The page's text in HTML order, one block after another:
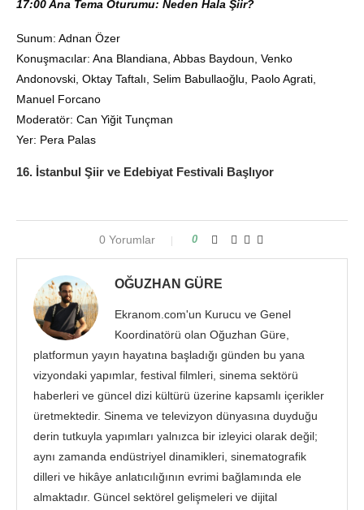
17:00 Ana Tema Oturumu: Neden Hala Şiir?
Sunum: Adnan Özer
Konuşmacılar: Ana Blandiana, Abbas Baydoun, Venko
Andonovski, Oktay Taftalı, Selim Babullaoğlu, Paolo Agrati,
Manuel Forcano
Moderatör: Can Yiğit Tunçman
Yer: Pera Palas
16. İstanbul Şiir ve Edebiyat Festivali Başlıyor
0 Yorumlar 0
OĞUZHAN GÜRE
Ekranom.com'un Kurucu ve Genel
Koordinatörü olan Oğuzhan Güre,
platformun yayın hayatına başladığı günden bu yana
vizyondaki yapımlar, festival filmleri, sinema sektörü
haberleri ve güncel dizi kültürü üzerine kapsamlı içerikler
üretmektedir. Sinema ve televizyon dünyasına duyduğu
derin tutkuyla yapımları yalnızca bir izleyici olarak değil;
aynı zamanda endüstriyel dinamikleri, sinematografik
dilleri ve hikâye anlatıcılığının evrimi bağlamında ele
almaktadır. Güncel sektörel gelişmeleri ve dijital